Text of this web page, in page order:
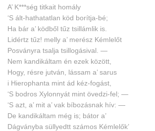
A’ K***ség titkait homály
‘S ált-hathatatlan köd borítja-bé;
Ha bár a’ ködből tűz tsillámlik is.
Lidértz tűz! melly a’ merész Kémlelőt
Posványra tsalja tsillogásival. —
Nem kandikáltam én ezek között,
Hogy, résre jutván, lássam a’ sarus
i Hierophanta mint ád kéz-fogást,
‘S bodros Xylonnyát mint övedzi-fel; —
‘S azt, a’ mit a’ vak bíbozásnak hív: —
De kandikáltam még is; bátor a’
Dágványba süllyedtt számos Kémlelők’